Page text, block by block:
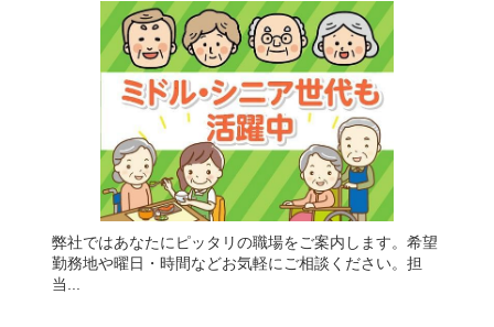
弊社ではあなたにピッタリの職場をご案内します。希望
勤務地や曜日・時間などお気軽にご相談ください。担
当...